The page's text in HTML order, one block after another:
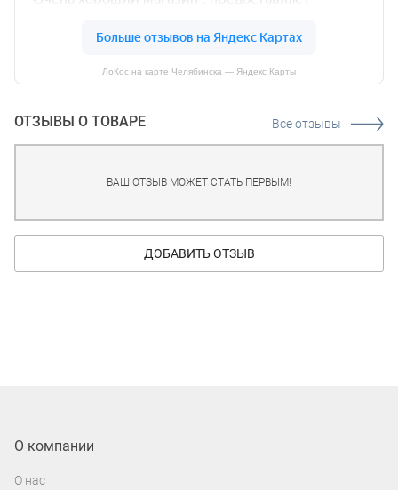
ЛоКос на карте Челябинска — Яндекс Карты
ОТЗЫВЫ О ТОВАРЕ Все отзывы
ВАШ ОТЗЫВ МОЖЕТ СТАТЬ ПЕРВЫМ!
ДОБАВИТЬ ОТЗЫВ
О компании
О нас